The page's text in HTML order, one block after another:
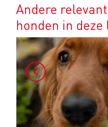
Andere
honden in